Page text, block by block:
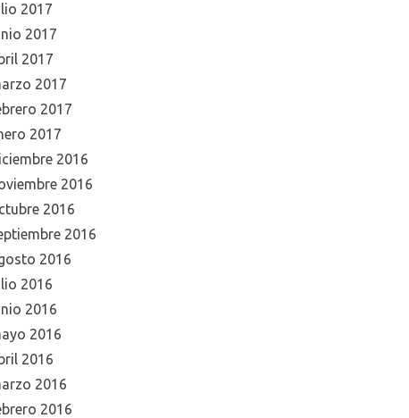
2017
2017
2017
2017
2017
2017
2016
2016
2016
2016
2016
2016
2016
2016
2016
2016
2016